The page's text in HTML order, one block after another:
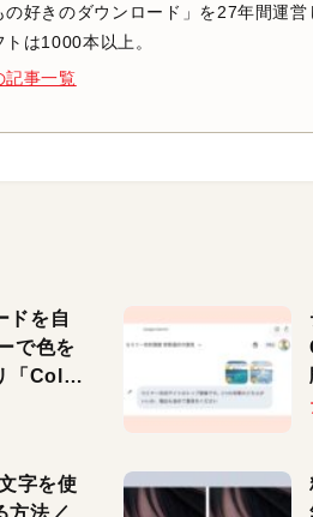
の好きのダウンロード」を27年間運
は1000本以上。
記事一覧
ドを自
で色を
「Color
字を使
方法／